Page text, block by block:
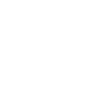
ェックして頂け
バクラ #華灯 #ti
るよう精進して行
と嬉しいです☺️ #
いいね！もお願い